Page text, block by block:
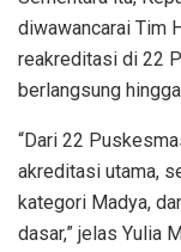
diwawancarai Tim
reakreditasi di 22
berlangsung
“Dari 22
akreditasi utama,
kategori Madya,
dasar,” jelas Yulia